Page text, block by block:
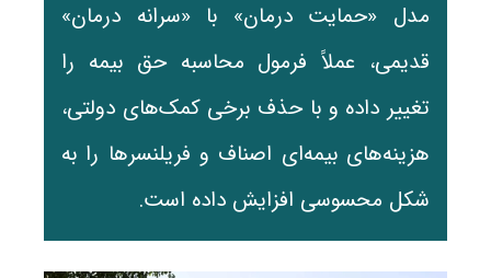
مدل «حمایت درمان» با «سرانه درمان»
قدیمی، عملاً فرمول محاسبه حق بیمه را
تغییر داده و با حذف برخی کمک‌های دولتی،
هزینه‌های بیمه‌ای اصناف و فریلنسرها را به
شکل محسوسی افزایش داده است.